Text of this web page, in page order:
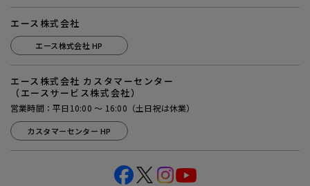
エース株式会社
エース株式会社 HP
エース株式会社 カスタマーセンター
（エースサービス株式会社）
営業時間：平日10:00 ～ 16:00（土日祝は休業）
カスタマーセンター HP